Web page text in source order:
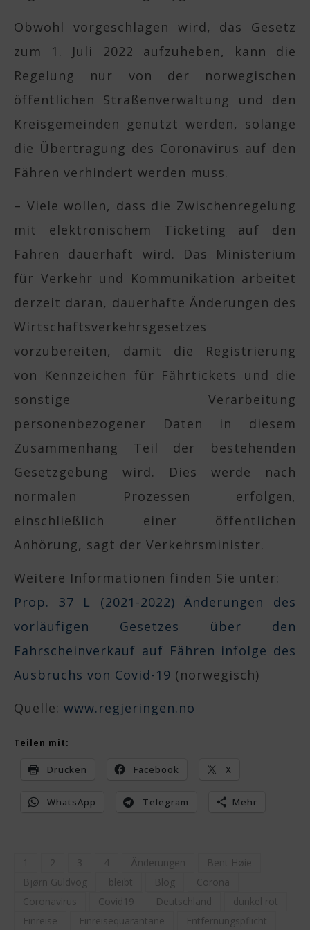
Obwohl vorgeschlagen wird, das Gesetz
zum 1. Juli 2022 aufzuheben, kann die
Regelung nur von der norwegischen
öffentlichen Straßenverwaltung und den
Kreisgemeinden genutzt werden, solange
die Übertragung des Coronavirus auf den
Fähren verhindert werden muss.
– Viele wollen, dass die Zwischenregelung
mit elektronischem Ticketing auf den
Fähren dauerhaft wird. Das Ministerium
für Verkehr und Kommunikation arbeitet
derzeit daran, dauerhafte Änderungen des
Wirtschaftsverkehrsgesetzes
vorzubereiten, damit die Registrierung
von Kennzeichen für Fährtickets und die
sonstige Verarbeitung
personenbezogener Daten in diesem
Zusammenhang Teil der bestehenden
Gesetzgebung wird. Dies werde nach
normalen Prozessen erfolgen,
einschließlich einer öffentlichen
Anhörung, sagt der Verkehrsminister.
Weitere Informationen finden Sie unter:
Prop. 37 L (2021-2022) Änderungen des
vorläufigen Gesetzes über den
Fahrscheinverkauf auf Fähren infolge des
Ausbruchs von Covid-19 (norwegisch)
Quelle: www.regjeringen.no
Teilen mit:
Drucken Facebook X
WhatsApp Telegram Mehr
1 2 3 4 Änderungen
Bent Høie
Bjørn Guldvog
bleibt Blog
Corona
Coronavirus
Covid19 Deutschland
dunkel rot
Einreise
Einreisequarantäne
Entfernungspflicht